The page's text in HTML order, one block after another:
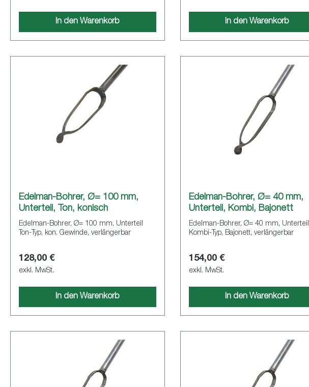
In den Warenkorb In den Warenkorb
Edelman-Bohrer, Ø= 100 mm,
Unterteil, Ton, konisch
Edelman-Bohrer, Ø= 100 mm, Unterteil
Ton-Typ, kon. Gewinde, verlängerbar
128,00 €
exkl. MwSt.
In den Warenkorb
Edelman-Bohrer, Ø= 40 mm,
Unterteil, Kombi, Bajonett
Edelman-Bohrer, Ø= 40 mm, Unterteil
Kombi-Typ, Bajonett, verlängerbar
154,00 €
exkl. MwSt.
In den Warenkorb